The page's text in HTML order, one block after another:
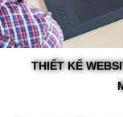
THIẾT KẾ